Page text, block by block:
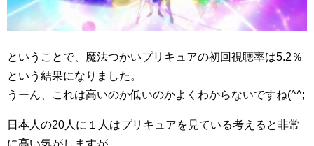
ということで、魔法つかいプリキュアの初回視聴率は5.2％
という結果になりました。
うーん、これは高いのか低いのかよくわからないですね(^^;
日本人の20人に１人はプリキュアを見ている考えると非常
に高い気がしますが、